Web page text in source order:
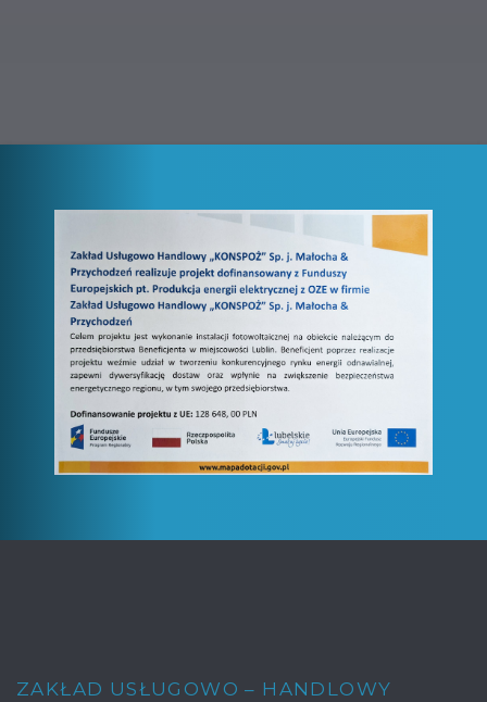
ZAKŁAD USŁUGOWO – HANDLOWY